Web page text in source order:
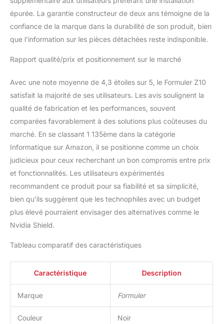
épurée. La garantie constructeur de deux ans témoigne de la
confiance de la marque dans la durabilité de son produit, bien
que l’information sur les pièces détachées reste indisponible.
Rapport qualité/prix et positionnement sur le marché
Avec une note moyenne de 4,3 étoiles sur 5, le Formuler Z10
satisfait la majorité de ses utilisateurs. Les avis soulignent la
qualité de fabrication et les performances, souvent
comparées favorablement à des solutions plus coûteuses du
marché. En se classant 1 135ème dans la catégorie
Informatique sur Amazon, il se positionne comme un choix
judicieux pour ceux recherchant un bon compromis entre prix
et fonctionnalités. Les utilisateurs expérimentés
recommandent ce produit pour sa fiabilité et sa simplicité,
bien qu’ils suggèrent que les technophiles avec un budget
plus élevé pourraient envisager des alternatives comme le
Nvidia Shield.
Tableau comparatif des caractéristiques
Caractéristique Description
Marque Formuler
Couleur Noir